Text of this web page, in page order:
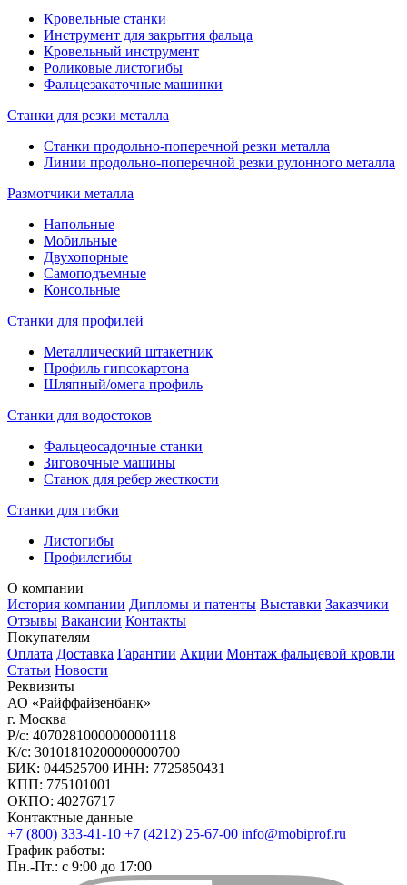
Кровельные станки
Инструмент для закрытия фальца
Кровельный инструмент
Роликовые листогибы
Фальцезакаточные машинки
Станки для резки металла
Станки продольно-поперечной резки металла
Линии продольно-поперечной резки рулонного металла
Размотчики металла
Напольные
Мобильные
Двухопорные
Самоподъемные
Консольные
Станки для профилей
Металлический штакетник
Профиль гипсокартона
Шляпный/омега профиль
Станки для водостоков
Фальцеосадочные станки
Зиговочные машины
Станок для ребер жесткости
Станки для гибки
Листогибы
Профилегибы
О компании
История компании Дипломы и патенты Выставки Заказчики
Отзывы Вакансии Контакты
Покупателям
Оплата Доставка Гарантии Акции Монтаж фальцевой кровли
Статьи Новости
Реквизиты
АО «Райффайзенбанк»
г. Москва
Р/с: 40702810000000001118
К/с: 30101810200000000700
БИК: 044525700 ИНН: 7725850431
КПП: 775101001
ОКПО: 40276717
Контактные данные
+7 (800) 333-41-10 +7 (4212) 25-67-00 info@mobiprof.ru
График работы:
Пн.-Пт.: с 9:00 до 17:00